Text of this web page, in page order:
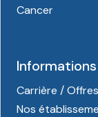
Cancer
Carrière /
Nos